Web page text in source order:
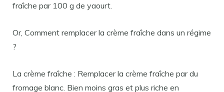
fraîche par 100 g de yaourt.
Or, Comment remplacer la crème fraîche dans un régime
?
La crème fraîche : Remplacer la crème fraîche par du
fromage blanc. Bien moins gras et plus riche en